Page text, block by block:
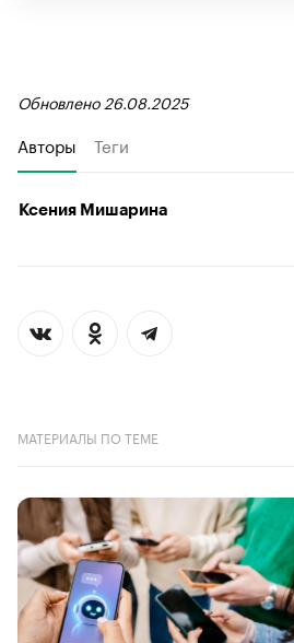
Обновлено 26.08.2025
Авторы Теги
Ксения Мишарина
МАТЕРИАЛЫ ПО ТЕМЕ